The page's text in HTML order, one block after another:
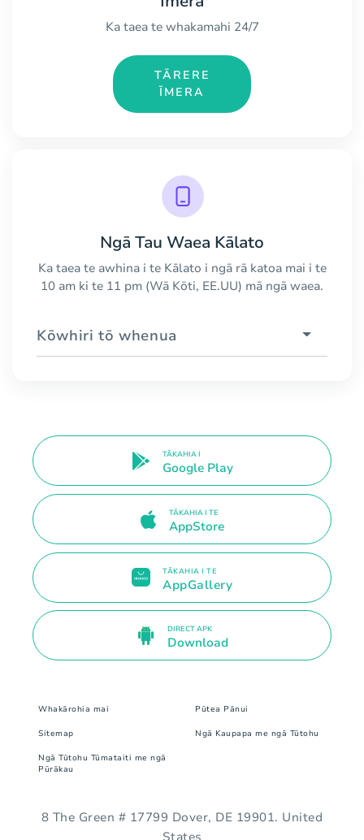
Ka taea te whakamahi 24/7
TĀRERE
ĪMERA
Ngā Tau Waea Kālato
Ka taea te awhina i te Kālato i ngā rā katoa mai i te
10 am ki te 11 pm (Wā Kōti, EE.UU) mā ngā waea.
Kōwhiri tō whenua
TĀKAHIA I
Google Play
TĀKAHIA I TE
AppStore
TĀKAHIA I TE
AppGallery
DIRECT APK
Download
Whakārohia mai Pūtea Pānui
Sitemap Ngā Kaupapa me ngā Tūtohu
Ngā Tūtohu Tūmataiti me ngā
Pūrākau
8 The Green # 17799 Dover, DE 19901. United
States